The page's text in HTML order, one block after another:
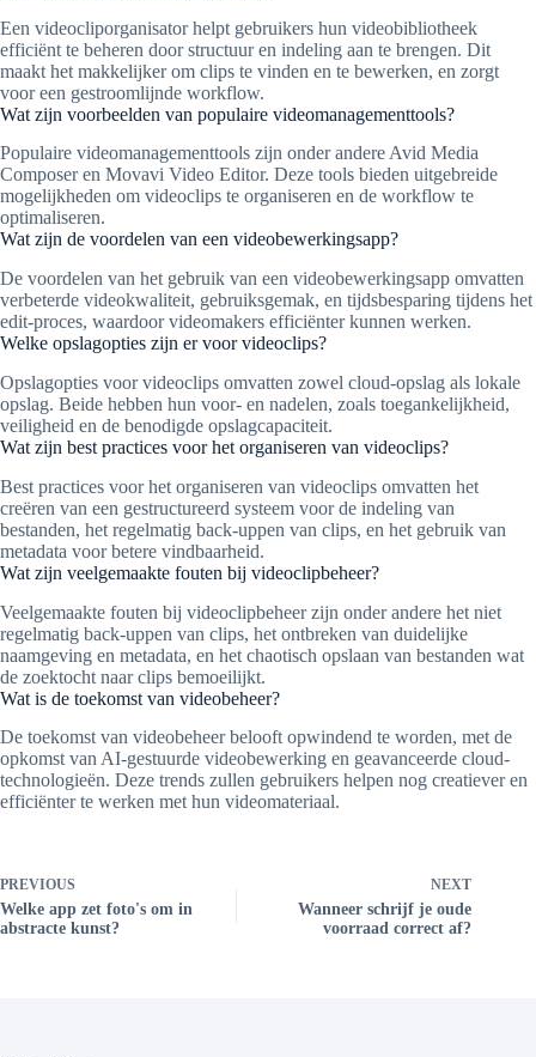
Een videocliporganisator helpt gebruikers hun videobibliotheek
efficiënt te beheren door structuur en indeling aan te brengen. Dit
maakt het makkelijker om clips te vinden en te bewerken, en zorgt
voor een gestroomlijnde workflow.
Wat zijn voorbeelden van populaire videomanagementtools?
Populaire videomanagementtools zijn onder andere Avid Media
Composer en Movavi Video Editor. Deze tools bieden uitgebreide
mogelijkheden om videoclips te organiseren en de workflow te
optimaliseren.
Wat zijn de voordelen van een videobewerkingsapp?
De voordelen van het gebruik van een videobewerkingsapp omvatten
verbeterde videokwaliteit, gebruiksgemak, en tijdsbesparing tijdens het
edit-proces, waardoor videomakers efficiënter kunnen werken.
Welke opslagopties zijn er voor videoclips?
Opslagopties voor videoclips omvatten zowel cloud-opslag als lokale
opslag. Beide hebben hun voor- en nadelen, zoals toegankelijkheid,
veiligheid en de benodigde opslagcapaciteit.
Wat zijn best practices voor het organiseren van videoclips?
Best practices voor het organiseren van videoclips omvatten het
creëren van een gestructureerd systeem voor de indeling van
bestanden, het regelmatig back-uppen van clips, en het gebruik van
metadata voor betere vindbaarheid.
Wat zijn veelgemaakte fouten bij videoclipbeheer?
Veelgemaakte fouten bij videoclipbeheer zijn onder andere het niet
regelmatig back-uppen van clips, het ontbreken van duidelijke
naamgeving en metadata, en het chaotisch opslaan van bestanden wat
de zoektocht naar clips bemoeilijkt.
Wat is de toekomst van videobeheer?
De toekomst van videobeheer belooft opwindend te worden, met de
opkomst van AI-gestuurde videobewerking en geavanceerde cloud-
technologieën. Deze trends zullen gebruikers helpen nog creatiever en
efficiënter te werken met hun videomateriaal.
PREVIOUS
Welke app zet foto's om in
abstracte kunst?
NEXT
Wanneer schrijf je oude
voorraad correct af?